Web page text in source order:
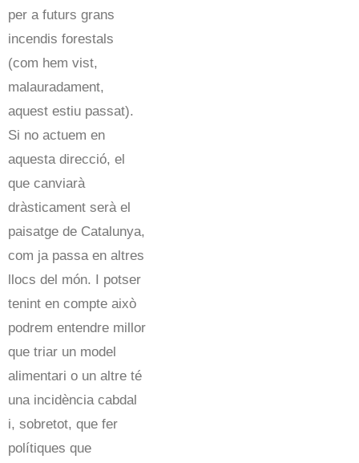
per a futurs grans
incendis forestals
(com hem vist,
malauradament,
aquest estiu passat).
Si no actuem en
aquesta direcció, el
que canviarà
dràsticament serà el
paisatge de Catalunya,
com ja passa en altres
llocs del món. I potser
tenint en compte això
podrem entendre millor
que triar un model
alimentari o un altre té
una incidència cabdal
i, sobretot, que fer
polítiques que